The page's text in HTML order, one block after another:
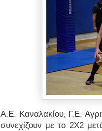
Α.Ε. Καναλακίου, Γ.Ε.
συνεχίζουν με το 2Χ2